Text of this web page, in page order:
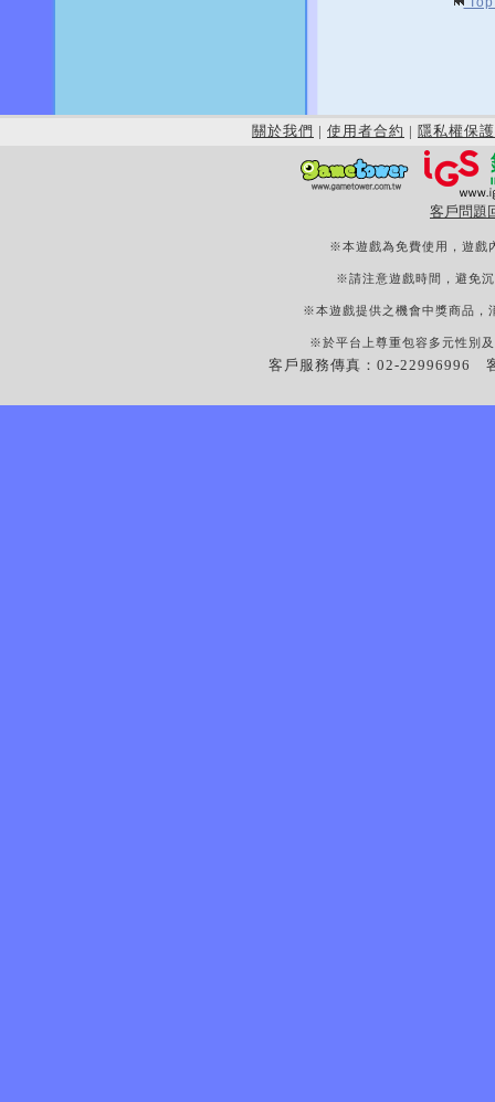
關於我們 | 使用者合約 | 隱私權保護
客戶問題
※本遊戲為免費使用，遊戲
※請注意遊戲時間，避免
※本遊戲提供之機會中獎商品，
※於平台上尊重包容多元性別
客戶服務傳真：02-22996996